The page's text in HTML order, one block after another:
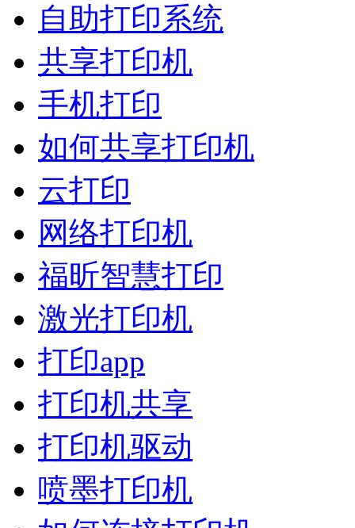
自助打印系统
共享打印机
手机打印
如何共享打印机
云打印
网络打印机
福昕智慧打印
激光打印机
打印app
打印机共享
打印机驱动
喷墨打印机